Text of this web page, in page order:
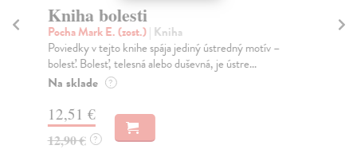
Kniha bolesti
Pocha Mark E. (zost.)| Kniha
Poviedky v tejto knihe spája jediný ústredný motív –
bolesť. Bolesť, telesná alebo duševná, je ústre...
Na sklade ?
12,51 €
12,90 € ?